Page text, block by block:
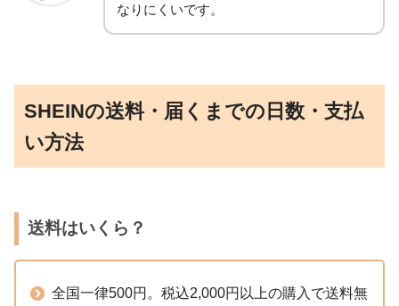
なりにくいです。
SHEINの送料・届くまでの日数・支払
い方法
送料はいくら？
全国一律500円。税込2,000円以上の購入で送料無